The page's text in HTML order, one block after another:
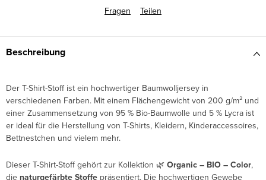
Fragen
Teilen
Beschreibung
Der T-Shirt-Stoff ist ein hochwertiger Baumwolljersey in
verschiedenen Farben. Mit einem Flächengewicht von 200 g/m² und
einer Zusammensetzung von 95 % Bio-Baumwolle und 5 % Lycra ist
er ideal für die Herstellung von T-Shirts, Kleidern, Kinderaccessoires,
Bettnestchen und vielem mehr.
Dieser T-Shirt-Stoff gehört zur Kollektion 🌿 Organic – BIO – Color,
die naturgefärbte Stoffe präsentiert. Die hochwertigen Gewebe